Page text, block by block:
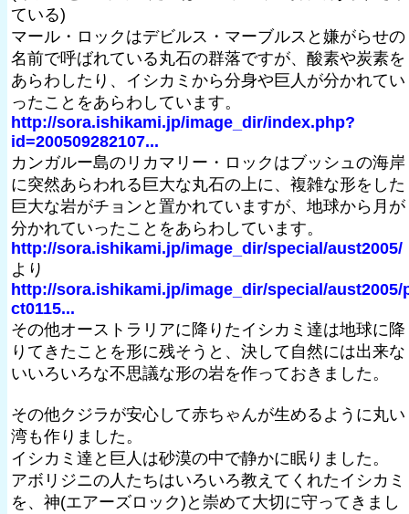
ている)
マール・ロックはデビルス・マーブルスと嫌がらせの
名前で呼ばれている丸石の群落ですが、酸素や炭素を
あらわしたり、イシカミから分身や巨人が分かれてい
ったことをあらわしています。
http://sora.ishikami.jp/image_dir/index.php?
id=200509282107...
カンガルー島のリカマリー・ロックはブッシュの海岸
に突然あらわれる巨大な丸石の上に、複雑な形をした
巨大な岩がチョンと置かれていますが、地球から月が
分かれていったことをあらわしています。
http://sora.ishikami.jp/image_dir/special/aust2005/
より
http://sora.ishikami.jp/image_dir/special/aust2005/
ct0115...
その他オーストラリアに降りたイシカミ達は地球に降
りてきたことを形に残そうと、決して自然には出来な
いいろいろな不思議な形の岩を作っておきました。
その他クジラが安心して赤ちゃんが生めるように丸い
湾も作りました。
イシカミ達と巨人は砂漠の中で静かに眠りました。
アボリジニの人たちはいろいろ教えてくれたイシカミ
を、神(エアーズロック)と崇めて大切に守ってきまし